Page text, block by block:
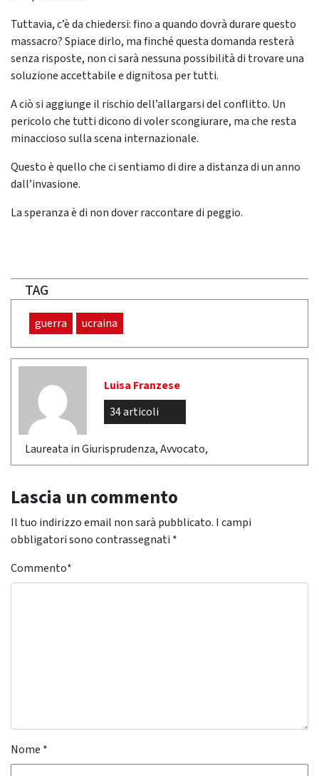
Tuttavia, c’è da chiedersi: fino a quando dovrà durare questo
massacro? Spiace dirlo, ma finché questa domanda resterà
senza risposte, non ci sarà nessuna possibilità di trovare una
soluzione accettabile e dignitosa per tutti.
A ciò si aggiunge il rischio dell’allargarsi del conflitto. Un
pericolo che tutti dicono di voler scongiurare, ma che resta
minaccioso sulla scena internazionale.
Questo è quello che ci sentiamo di dire a distanza di un anno
dall’invasione.
La speranza è di non dover raccontare di peggio.
TAG
guerra ucraina
Luisa Franzese
34 articoli
Laureata in Giurisprudenza, Avvocato,
Lascia un commento
Il tuo indirizzo email non sarà pubblicato. I campi
obbligatori sono contrassegnati *
Commento*
Nome *